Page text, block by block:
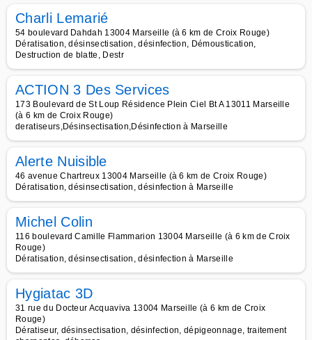
Charli Lemarié
54 boulevard Dahdah 13004 Marseille (à 6 km de Croix Rouge)
Dératisation, désinsectisation, désinfection, Démoustication,
Destruction de blatte, Destr
ACTION 3 Des Services
173 Boulevard de St Loup Résidence Plein Ciel Bt A 13011 Marseille
(à 6 km de Croix Rouge)
deratiseurs,Désinsectisation,Désinfection à Marseille
Alerte Nuisible
46 avenue Chartreux 13004 Marseille (à 6 km de Croix Rouge)
Dératisation, désinsectisation, désinfection à Marseille
Michel Colin
116 boulevard Camille Flammarion 13004 Marseille (à 6 km de Croix
Rouge)
Dératisation, désinsectisation, désinfection à Marseille
Hygiatac 3D
31 rue du Docteur Acquaviva 13004 Marseille (à 6 km de Croix
Rouge)
Dératiseur, désinsectisation, désinfection, dépigeonnage, traitement